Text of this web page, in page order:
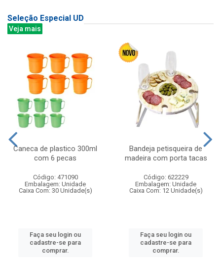
Seleção Especial UD
Veja mais
Caneca de plastico 300ml
com 6 pecas
Código: 471090
Embalagem: Unidade
Caixa Com: 30 Unidade(s)
Faça seu login ou
cadastre-se para
comprar.
Bandeja petisqueira de
madeira com porta tacas
Código: 622229
Embalagem: Unidade
Caixa Com: 12 Unidade(s)
Faça seu login ou
cadastre-se para
comprar.